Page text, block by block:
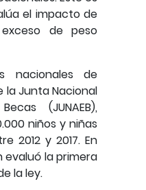
el impacto de
de peso
nacionales de
Junta Nacional
(JUNAEB),
niños y niñas
2012 y 2017. En
la primera
la ley.